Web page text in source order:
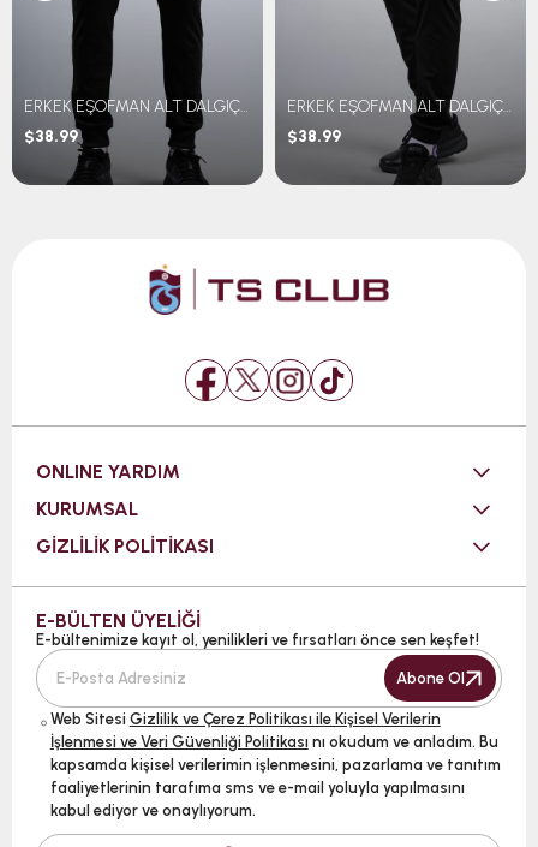
ERKEK EŞOFMAN ALT DALGIÇ KUMAŞ
$38.99
ERKEK EŞOFMAN ALT DALGIÇ KUMAŞ
$38.99
ONLINE YARDIM
KURUMSAL
GİZLİLİK POLİTİKASI
E-BÜLTEN ÜYELİĞİ
E-bültenimize kayıt ol, yenilikleri ve fırsatları önce sen keşfet!
Abone Ol
Web Sitesi Gizlilik ve Çerez Politikası ile Kişisel Verilerin
İşlenmesi ve Veri Güvenliği Politikası nı okudum ve anladım. Bu
kapsamda kişisel verilerimin işlenmesini, pazarlama ve tanıtım
faaliyetlerinin tarafıma sms ve e-mail yoluyla yapılmasını
kabul ediyor ve onaylıyorum.